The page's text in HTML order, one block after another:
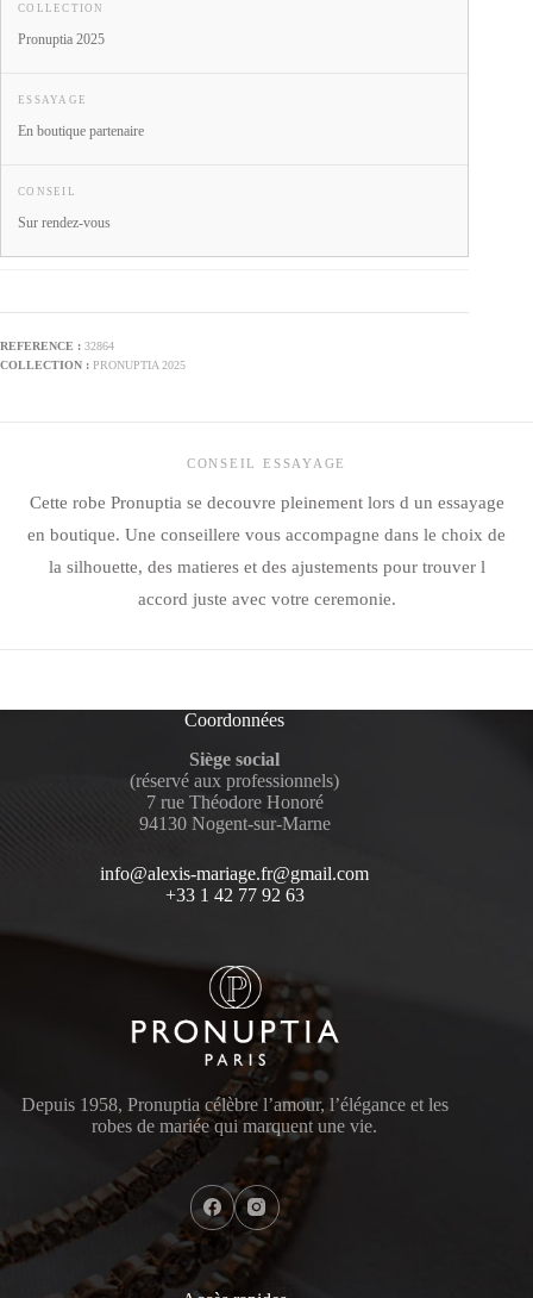
COLLECTION
Pronuptia 2025
ESSAYAGE
En boutique partenaire
CONSEIL
Sur rendez-vous
32864
PRONUPTIA 2025
CONSEIL ESSAYAGE
Cette robe Pronuptia se decouvre pleinement lors d un essayage
en boutique. Une conseillere vous accompagne dans le choix de
la silhouette, des matieres et des ajustements pour trouver l
accord juste avec votre ceremonie.
Coordonnées
Siège social
(réservé aux professionnels)
7 rue Théodore Honoré
94130 Nogent-sur-Marne
info@alexis-mariage.fr@gmail.com
+33 1 42 77 92 63
Depuis 1958, Pronuptia célèbre l’amour, l’élégance et les
robes de mariée qui marquent une vie.